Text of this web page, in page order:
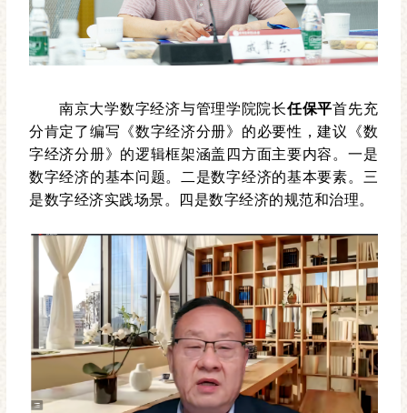
南京大学数字经济与管理学院院长任保平首先充
分肯定了编写《数字经济分册》的必要性，建议《数
字经济分册》的逻辑框架涵盖四方面主要内容。一是
数字经济的基本问题。二是数字经济的基本要素。三
是数字经济实践场景。四是数字经济的规范和治理。